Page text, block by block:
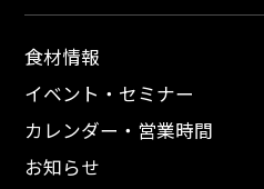
食材情報
イベント・セミナー
カレンダー・営業時間
お知らせ